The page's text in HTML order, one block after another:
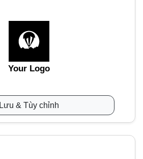
Your Logo
Lưu & Tùy chỉnh